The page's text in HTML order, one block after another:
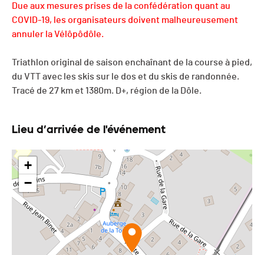
Due aux mesures prises de la confédération quant au
COVID-19, les organisateurs doivent malheureusement
annuler la Vélôpôdôle.
Triathlon original de saison enchaînant de la course à pied,
du VTT avec les skis sur le dos et du skis de randonnée.
Tracé de 27 km et 1380m. D+, région de la Dôle.
Lieu d’arrivée de l'événement
+
−